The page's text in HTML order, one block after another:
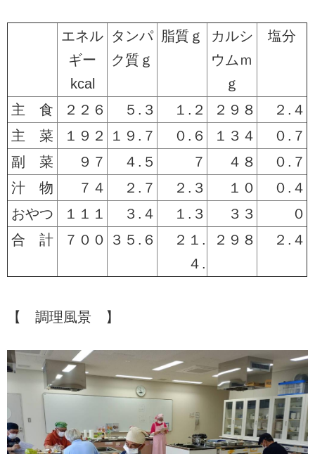
エネル
ギー
kcal
タンパ
ク質ｇ
脂質ｇ
カルシ
ウムｍ
ｇ
塩分
主 食 ２２６ ５.３ １.２ ２９８
２.４
主 菜
１９２ １９.７ ０.６ １３４
０.７
副 菜
９７ ４.５ ７ ４８
０.７
汁 物
７４ ２.７ ２.３ １０
０.４
おやつ
１１１ ３.４ １.３ ３３
０
合 計
７００ ３５.６
２１.
４.
２９８ ２.４
【 調理風景 】